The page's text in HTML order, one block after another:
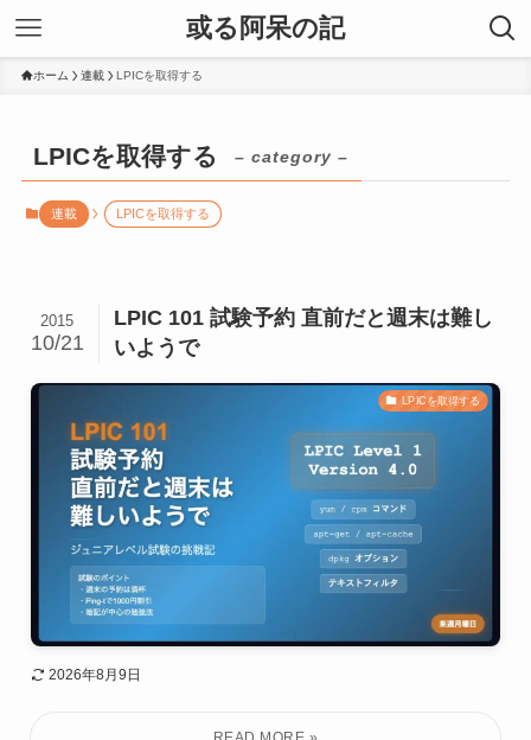
或る阿呆の記
ホーム 連載 LPICを取得する
LPICを取得する – category –
連載 LPICを取得する
LPIC 101 試験予約 直前だと週末は難し
いようで
2015
10/21
LPICを取得する
2026年8月9日